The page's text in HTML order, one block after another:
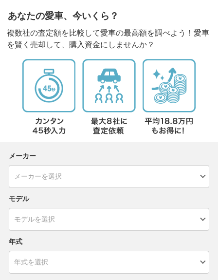
あなたの愛車、今いくら？
複数社の査定額を比較して愛車の最高額を調べよう！愛車
を賢く売却して、購入資金にしませんか？
メーカー
モデル
年式